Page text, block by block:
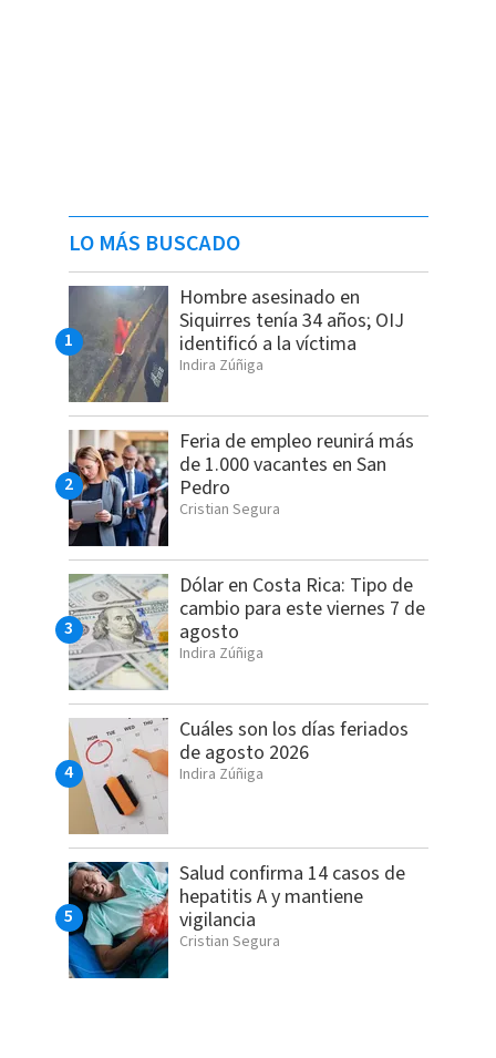
LO MÁS BUSCADO
Hombre asesinado en
Siquirres tenía 34 años; OIJ
identificó a la víctima
Indira Zúñiga
Feria de empleo reunirá más
de 1.000 vacantes en San
Pedro
Cristian Segura
Dólar en Costa Rica: Tipo de
cambio para este viernes 7 de
agosto
Indira Zúñiga
Cuáles son los días feriados
de agosto 2026
Indira Zúñiga
Salud confirma 14 casos de
hepatitis A y mantiene
vigilancia
Cristian Segura